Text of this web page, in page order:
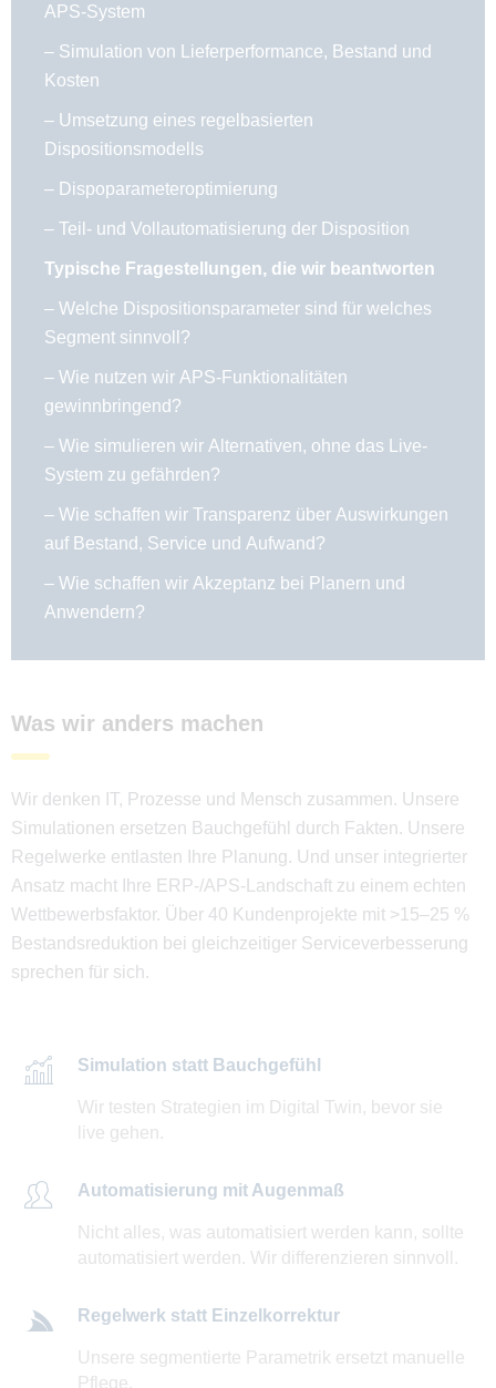
APS-System
– Simulation von Lieferperformance, Bestand und
Kosten
– Umsetzung eines regelbasierten
Dispositionsmodells
– Dispoparameteroptimierung
– Teil- und Vollautomatisierung der Disposition
Typische Fragestellungen, die wir beantworten
– Welche Dispositionsparameter sind für welches
Segment sinnvoll?
– Wie nutzen wir APS-Funktionalitäten
gewinnbringend?
– Wie simulieren wir Alternativen, ohne das Live-
System zu gefährden?
– Wie schaffen wir Transparenz über Auswirkungen
auf Bestand, Service und Aufwand?
– Wie schaffen wir Akzeptanz bei Planern und
Anwendern?
Was wir anders machen
Wir denken IT, Prozesse und Mensch zusammen. Unsere
Simulationen ersetzen Bauchgefühl durch Fakten. Unsere
Regelwerke entlasten Ihre Planung. Und unser integrierter
Ansatz macht Ihre ERP-/APS-Landschaft zu einem echten
Wettbewerbsfaktor. Über 40 Kundenprojekte mit >15–25 %
Bestandsreduktion bei gleichzeitiger Serviceverbesserung
sprechen für sich.
Simulation statt Bauchgefühl
Wir testen Strategien im Digital Twin, bevor sie
live gehen.
Automatisierung mit Augenmaß
Nicht alles, was automatisiert werden kann, sollte
automatisiert werden. Wir differenzieren sinnvoll.
Regelwerk statt Einzelkorrektur
Unsere segmentierte Parametrik ersetzt manuelle
Pflege.